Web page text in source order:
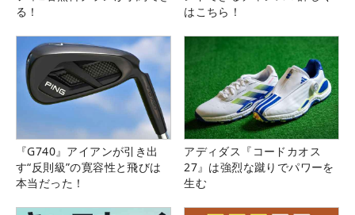
る！
はこちら！
『G740』アイアンが引き出
す“反則級”の寛容性と飛びは
本当だった！
アディダス『コードカオス
27』は強烈な蹴りでパワーを
生む